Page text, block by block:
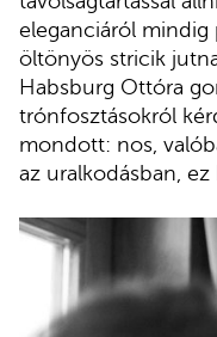
eleganciáról mindig
öltönyös stricik
Habsburg Ottóra
trónfosztásokról
mondott: nos,
az uralkodásban, ez